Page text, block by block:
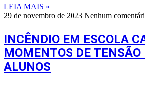
LEIA MAIS »
29 de novembro de 2023 Nenhum
INCÊNDIO EM ESCOLA
MOMENTOS DE TENSÃO
ALUNOS